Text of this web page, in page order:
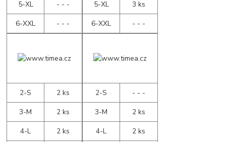
5-XL
- - -
6-XXL
- - -
5-XL
3 ks
6-XXL
- - -
2-S
2 ks
3-M
2 ks
4-L
2 ks
2-S
- - -
3-M
2 ks
4-L
2 ks